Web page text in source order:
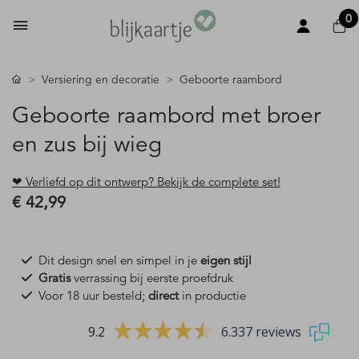
0
Versiering en decoratie Geboorte raambord
Geboorte raambord met broer
en zus bij wieg
❤ Verliefd op dit ontwerp? Bekijk de complete set!
€ 42,99
Dit design snel en simpel in je eigen stijl
Gratisverrassing bij eerste proefdruk
Voor 18 uur besteld; directin productie
9.2 6.337 reviews